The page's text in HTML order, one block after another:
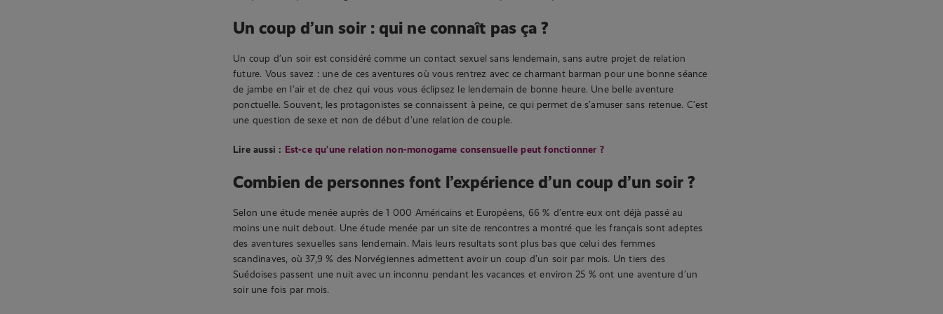
Un coup d’un soir : qui ne connaît pas ça ?
Un coup d’un soir est considéré comme un contact sexuel sans lendemain, sans autre projet de relation
future. Vous savez : une de ces aventures où vous rentrez avec ce charmant barman pour une bonne séance
de jambe en l’air et de chez qui vous vous éclipsez le lendemain de bonne heure. Une belle aventure
ponctuelle. Souvent, les protagonistes se connaissent à peine, ce qui permet de s’amuser sans retenue. C’est
une question de sexe et non de début d’une relation de couple.
Lire aussi : Est-ce qu’une relation non-monogame consensuelle peut fonctionner ?
Combien de personnes font l’expérience d’un coup d’un soir ?
Selon une étude menée auprès de 1 000 Américains et Européens, 66 % d’entre eux ont déjà passé au
moins une nuit debout. Une étude menée par un site de rencontres a montré que les français sont adeptes
des aventures sexuelles sans lendemain. Mais leurs resultats sont plus bas que celui des femmes
scandinaves, où 37,9 % des Norvégiennes admettent avoir un coup d’un soir par mois. Un tiers des
Suédoises passent une nuit avec un inconnu pendant les vacances et environ 25 % ont une aventure d’un
soir une fois par mois.